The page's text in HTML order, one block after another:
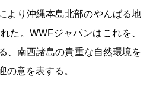
より沖縄本島北部のやんばる地
た。WWFジャパンはこれを、
、南西諸島の貴重な自然環境を
の意を表する。